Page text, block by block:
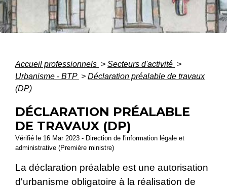
Accueil professionnels > Secteurs d'activité >
Urbanisme - BTP > Déclaration préalable de travaux
(DP)
DÉCLARATION PRÉALABLE
DE TRAVAUX (DP)
Vérifié le 16 Mar 2023 - Direction de l'information légale et
administrative (Première ministre)
La déclaration préalable est une autorisation
d'urbanisme obligatoire à la réalisation de